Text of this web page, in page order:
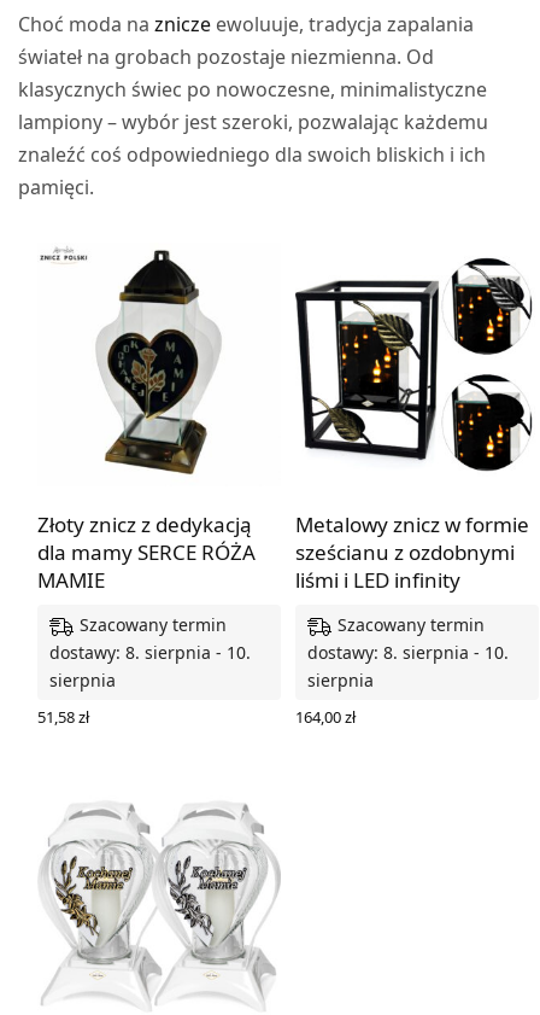
Choć moda naznicze ewoluuje, tradycja zapalania
świateł na grobach pozostaje niezmienna. Od
klasycznych świec po nowoczesne, minimalistyczne
lampiony – wybór jest szeroki, pozwalając każdemu
znaleźć coś odpowiedniego dla swoich bliskich i ich
pamięci.
Złoty znicz z dedykacją
dla mamy SERCE RÓŻA
MAMIE
Szacowany termin
dostawy: 8. sierpnia - 10.
sierpnia
51,58zł
Metalowy znicz w formie
sześcianu z ozdobnymi
liśmi i LED infinity
Szacowany termin
dostawy: 8. sierpnia - 10.
sierpnia
164,00zł